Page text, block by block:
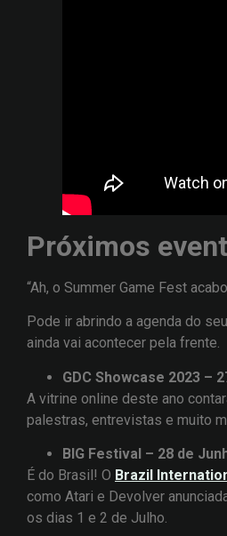
Próximos
“Ah, o Summer Game Fest
Pode ir abrindo a agenda do
ainda vai acontecer pela frente.
GDC Showcase 2023 –
A vitrine online deste ano
palestras, entrevistas e muito
BIG Festival – 28 de
É do Brasil! O Brazil
como Atari e Devolver
os dias 1 e 2 de Julho.